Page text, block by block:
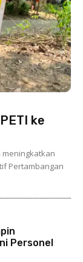
ke
meningkatkan
Pertambangan
Personel